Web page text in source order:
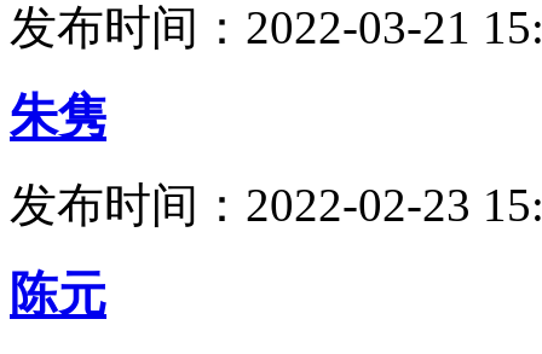
发布时间：2022-03-21
朱隽
发布时间：2022-02-23
陈元